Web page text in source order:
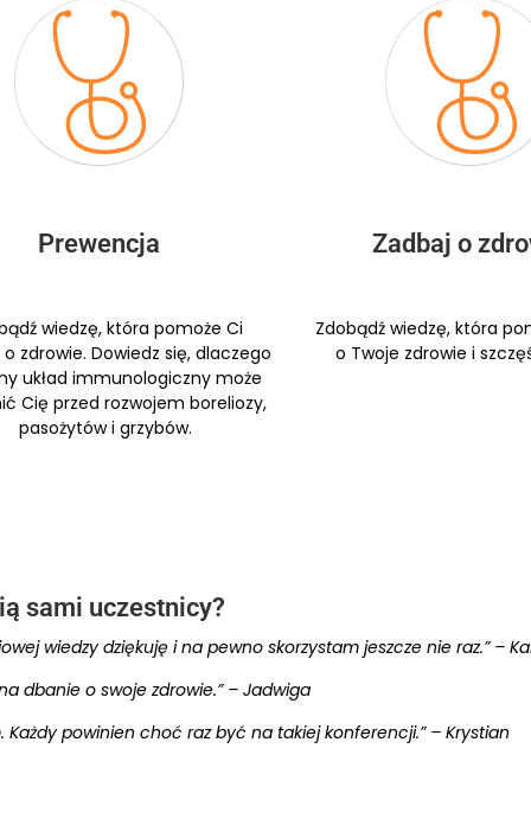
Prewencja
wiedzę, która pomoże Ci
zdrowie. Dowiedz się, dlaczego
układ immunologiczny może
Cię przed rozwojem boreliozy,
pasożytów i grzybów.
Zadbaj o
Zdobądź wiedzę, która
o Twoje zdrowie i
sami uczestnicy?
wiedzy dziękuję i na pewno skorzystam jeszcze nie raz.” –
dbanie o swoje zdrowie.” – Jadwiga
powinien choć raz być na takiej konferencji.” – Krystian